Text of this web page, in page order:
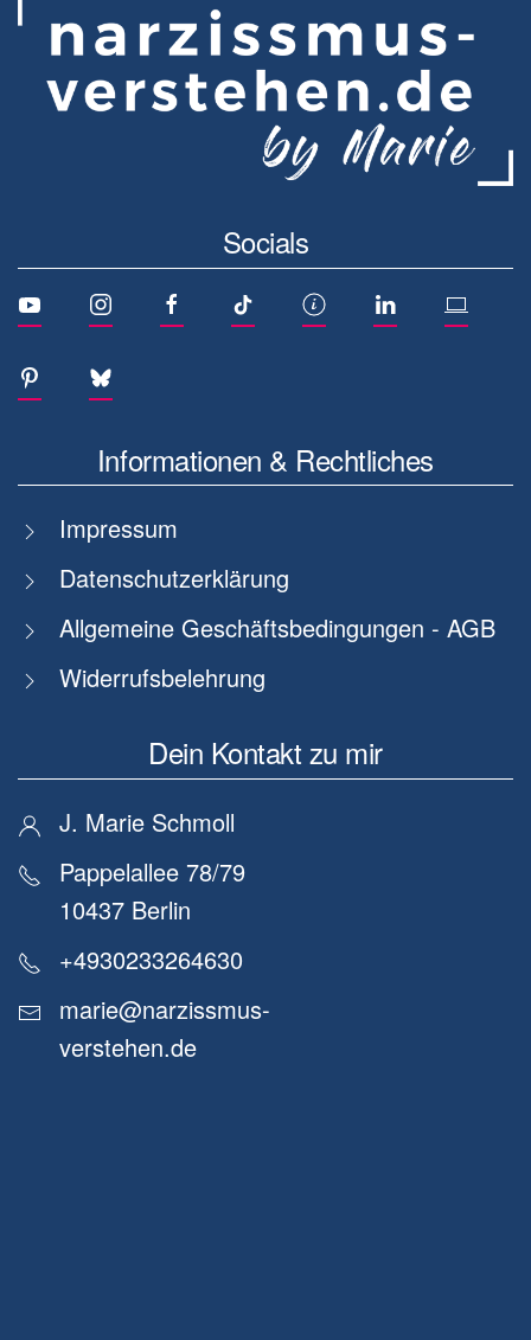
Socials
Informationen & Rechtliches
Impressum
Datenschutzerklärung
Allgemeine Geschäftsbedingungen - AGB
Widerrufsbelehrung
Dein Kontakt zu mir
J. Marie Schmoll
Pappelallee 78/79
10437 Berlin
+4930233264630
marie@narzissmus-
verstehen.de